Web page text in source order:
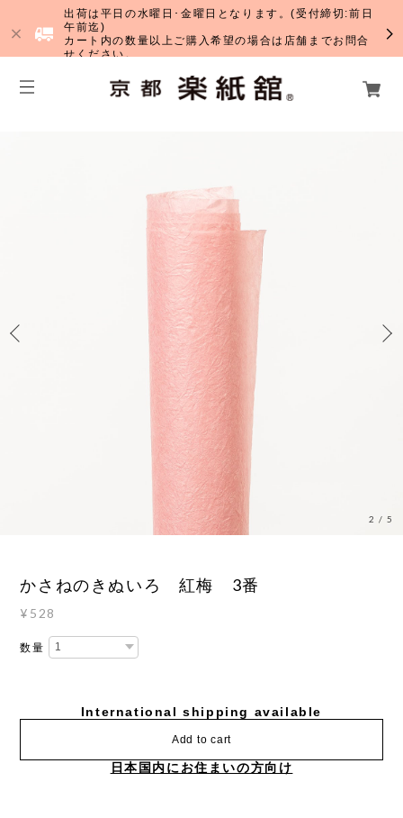
出荷は平日の水曜日･金曜日となります。(受付締切:前日
午前迄)
カート内の数量以上ご購入希望の場合は店舗までお問合
せください。
3 /5
かさねのきぬいろ 紅梅 3番
¥528
数量
International shipping available
Add to cart
日本国内にお住まいの方向け